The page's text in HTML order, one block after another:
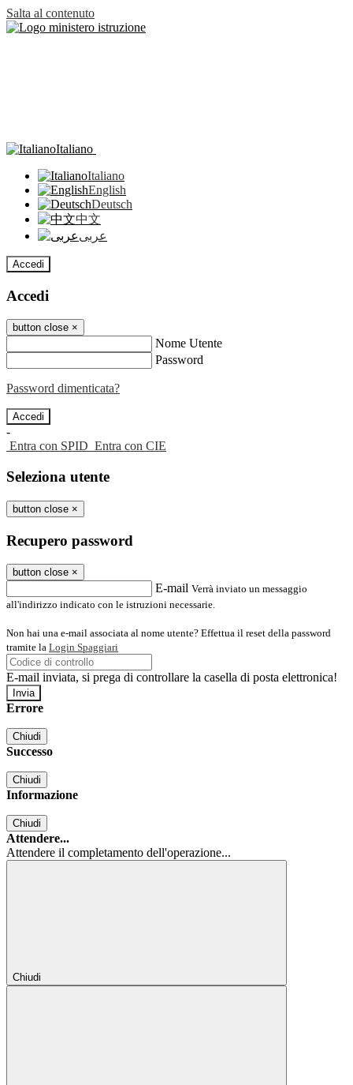
Salta al contenuto
Italiano
Italiano
English
Deutsch
中文
عربى
Accedi
Accedi
button close ×
Nome Utente
Password
Password dimenticata?
-
Entra con SPID Entra con CIE
Seleziona utente
button close ×
Recupero password
button close ×
E-mail Verrà inviato un messaggio
all'indirizzo indicato con le istruzioni necessarie.
Non hai una e-mail associata al nome utente? Effettua il reset della password
tramite la Login Spaggiari
E-mail inviata, si prega di controllare la casella di posta elettronica!
Errore
Chiudi
Successo
Chiudi
Informazione
Chiudi
Attendere...
Attendere il completamento dell'operazione...
Chiudi